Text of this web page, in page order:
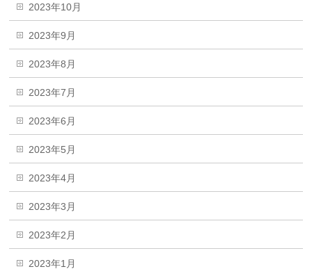
2023年10月
2023年9月
2023年8月
2023年7月
2023年6月
2023年5月
2023年4月
2023年3月
2023年2月
2023年1月